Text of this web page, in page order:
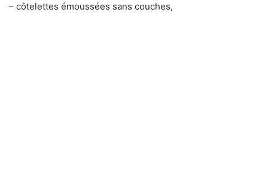
– côtelettes émoussées sans couches,